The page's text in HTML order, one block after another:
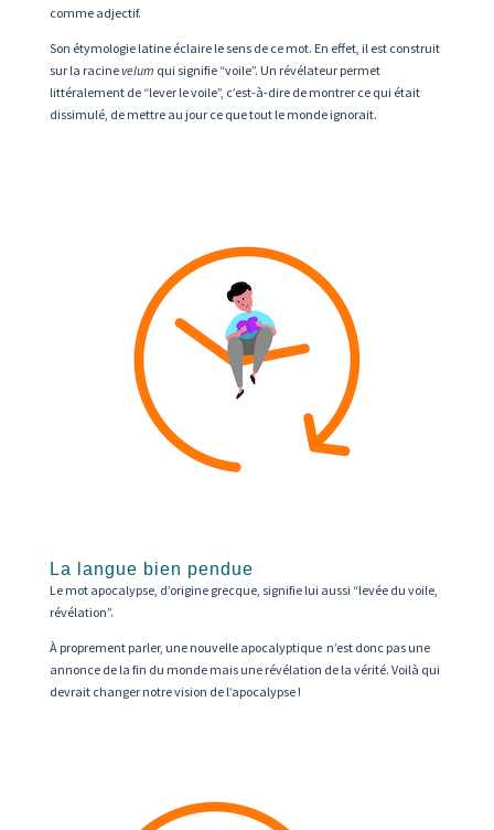
comme adjectif.
Son étymologie latine éclaire le sens de ce mot. En effet, il est construit
sur la racinevelum qui signifie “voile”. Un révélateur permet
littéralement de “lever le voile”, c’est-à-dire de montrer ce qui était
dissimulé, de mettre au jour ce que tout le monde ignorait.
La langue bien pendue
Le mot apocalypse, d’origine grecque, signifie lui aussi “levée du voile,
révélation”.
À proprement parler, une nouvelle apocalyptique n’est donc pas une
annonce de la fin du monde mais une révélation de la vérité. Voilà qui
devrait changer notre vision de l’apocalypse !